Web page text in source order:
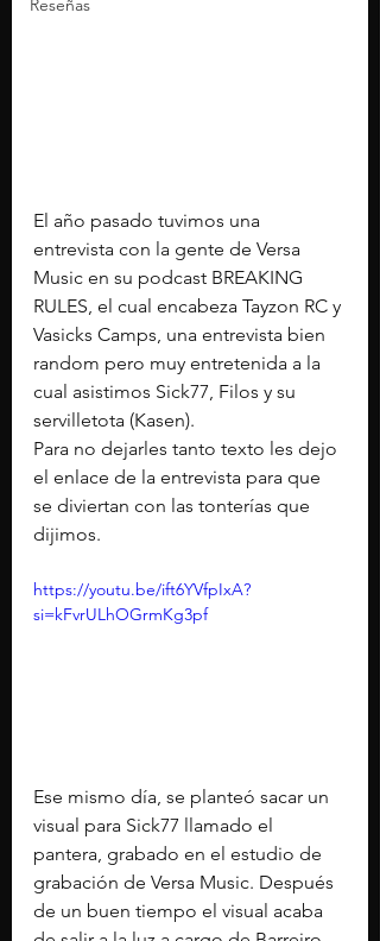
Reseñas
El año pasado tuvimos una
entrevista con la gente de Versa
Music en su podcast BREAKING
RULES, el cual encabeza Tayzon RC y
Vasicks Camps, una entrevista bien
random pero muy entretenida a la
cual asistimos Sick77, Filos y su
servilletota (Kasen).
Para no dejarles tanto texto les dejo
el enlace de la entrevista para que
se diviertan con las tonterías que
dijimos.
https://youtu.be/ift6YVfpIxA?
si=kFvrULhOGrmKg3pf
Ese mismo día, se planteó sacar un
visual para Sick77 llamado el
pantera, grabado en el estudio de
grabación de Versa Music. Después
de un buen tiempo el visual acaba